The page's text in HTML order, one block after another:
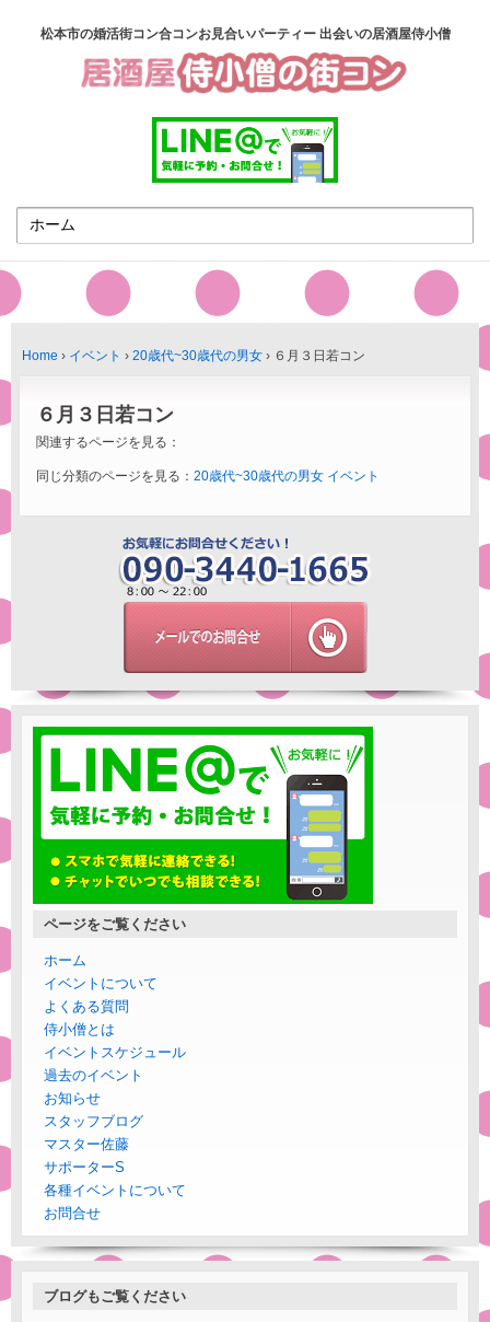
松本市の婚活街コン合コンお見合いパーティー 出会いの居酒屋侍小僧
Home › イベント › 20歳代~30歳代の男女 › ６月３日若コン
６月３日若コン
関連するページを見る：
同じ分類のページを見る： 20歳代~30歳代の男女 イベント
ページをご覧ください
ホーム
イベントについて
よくある質問
侍小僧とは
イベントスケジュール
過去のイベント
お知らせ
スタッフブログ
マスター佐藤
サポーターS
各種イベントについて
お問合せ
ブログもご覧ください